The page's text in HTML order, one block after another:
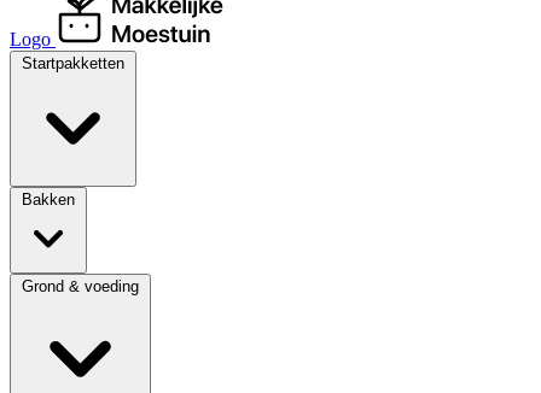
Logo
Startpakketten
Bakken
Grond & voeding